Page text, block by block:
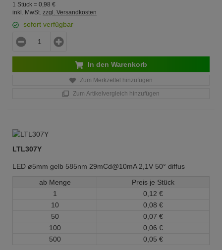
1 Stück = 0, 98 €
inkl. MwSt. zzgl. Versandkosten
sofort verfügbar
In den Warenkorb
Zum Merkzettel hinzufügen
Zum Artikelvergleich hinzufügen
LTL307Y
LED ø5mm gelb 585nm 29mCd@10mA 2,1V 50° diffus
ab Menge
Preis je Stück
1
0, 12 €
10
0, 08 €
50
0, 07 €
100
0, 06 €
500
0, 05 €